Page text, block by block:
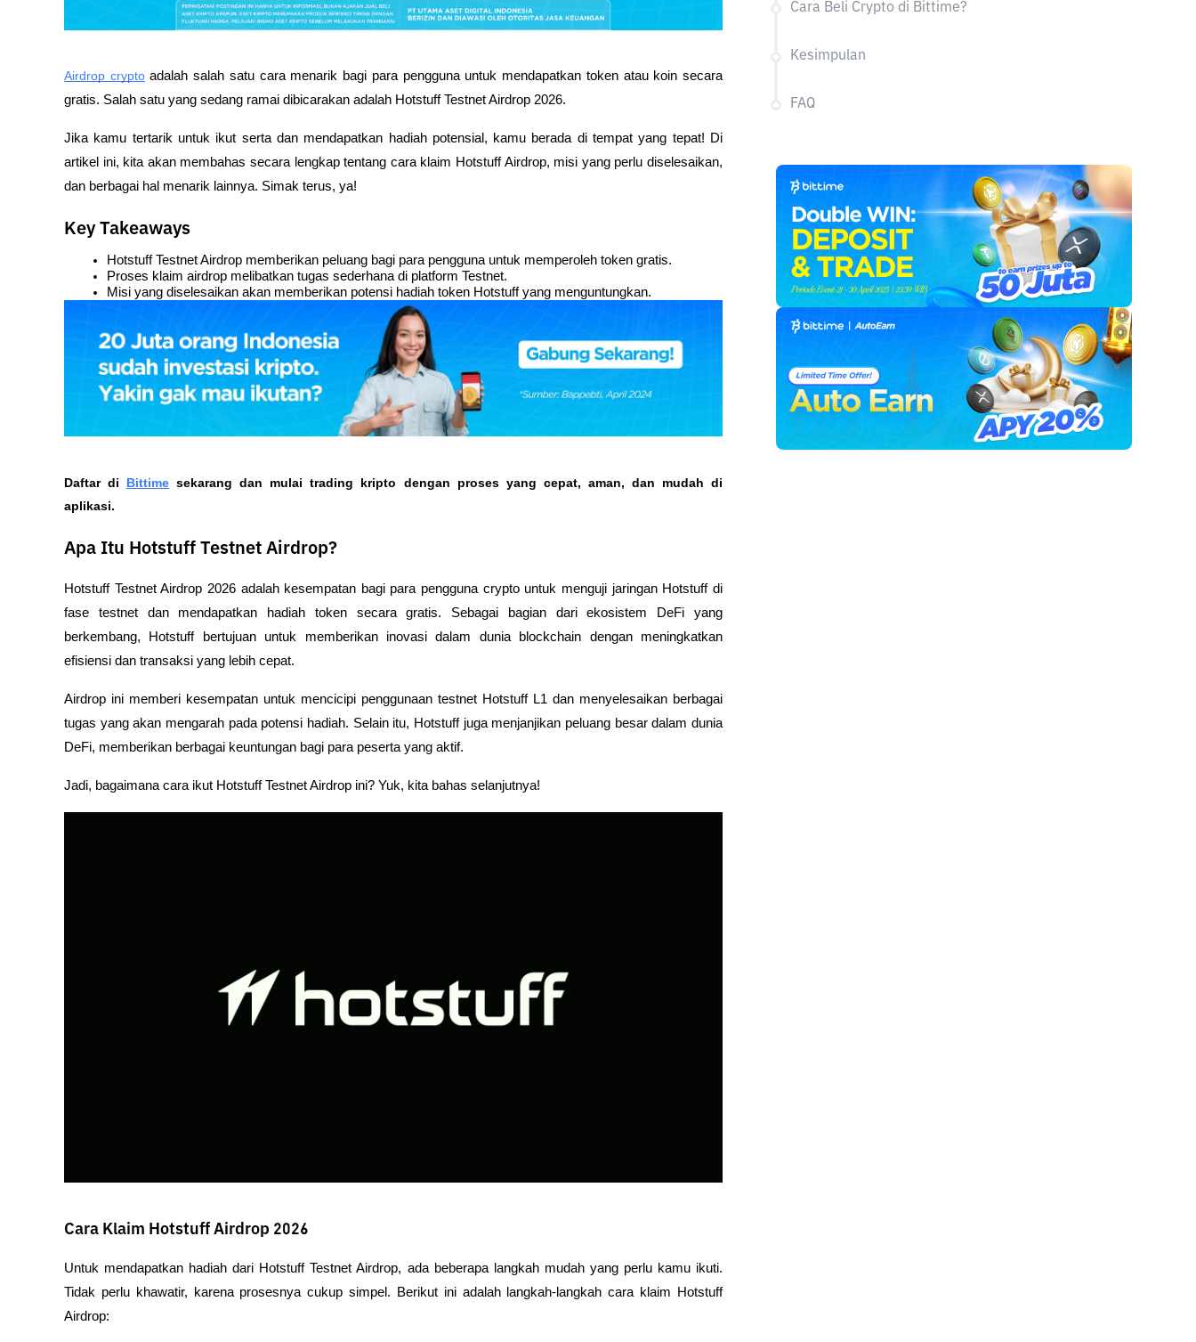
Airdrop crypto adalah salah satu cara menarik bagi para pengguna untuk mendapatkan token atau koin secara
gratis. Salah satu yang sedang ramai dibicarakan adalah Hotstuff Testnet Airdrop 2026.
Jika kamu tertarik untuk ikut serta dan mendapatkan hadiah potensial, kamu berada di tempat yang tepat! Di
artikel ini, kita akan membahas secara lengkap tentang cara klaim Hotstuff Airdrop, misi yang perlu diselesaikan,
dan berbagai hal menarik lainnya. Simak terus, ya!
Key Takeaways
Hotstuff Testnet Airdrop memberikan peluang bagi para pengguna untuk memperoleh token gratis.
Proses klaim airdrop melibatkan tugas sederhana di platform Testnet.
Misi yang diselesaikan akan memberikan potensi hadiah token Hotstuff yang menguntungkan.
Daftar di Bittime sekarang dan mulai trading kripto dengan proses yang cepat, aman, dan mudah di
aplikasi.
Apa Itu Hotstuff Testnet Airdrop?
Hotstuff Testnet Airdrop 2026 adalah kesempatan bagi para pengguna crypto untuk menguji jaringan Hotstuff di
fase testnet dan mendapatkan hadiah token secara gratis. Sebagai bagian dari ekosistem DeFi yang
berkembang, Hotstuff bertujuan untuk memberikan inovasi dalam dunia blockchain dengan meningkatkan
efisiensi dan transaksi yang lebih cepat.
Airdrop ini memberi kesempatan untuk mencicipi penggunaan testnet Hotstuff L1 dan menyelesaikan berbagai
tugas yang akan mengarah pada potensi hadiah. Selain itu, Hotstuff juga menjanjikan peluang besar dalam dunia
DeFi, memberikan berbagai keuntungan bagi para peserta yang aktif.
Jadi, bagaimana cara ikut Hotstuff Testnet Airdrop ini? Yuk, kita bahas selanjutnya!
Cara Klaim Hotstuff Airdrop 2026
Untuk mendapatkan hadiah dari Hotstuff Testnet Airdrop, ada beberapa langkah mudah yang perlu kamu ikuti.
Tidak perlu khawatir, karena prosesnya cukup simpel. Berikut ini adalah langkah-langkah cara klaim Hotstuff
Airdrop:
Cara Beli Crypto di Bittime?
Kesimpulan
FAQ